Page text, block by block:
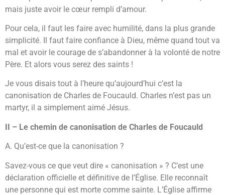
mais juste avoir le cœur rempli d’amour.
Pour cela, il faut les faire avec humilité, dans la plus grande
simplicité. Il faut faire confiance à Dieu, même quand tout va
mal et avoir le courage de s’abandonner à la volonté de notre
Père. Et alors vous serez des saints !
Je vous disais tout à l’heure qu’aujourd’hui c’est la
canonisation de Charles de Foucauld. Charles n’est pas un
martyr, il a simplement aimé Jésus.
II – Le chemin de canonisation de Charles de Foucauld
A. Qu’est-ce que la canonisation ?
Savez-vous ce que veut dire « canonisation » ? C’est une
déclaration officielle et définitive de l’Église. Elle reconnaît
une personne qui est morte comme sainte. L’Église affirme